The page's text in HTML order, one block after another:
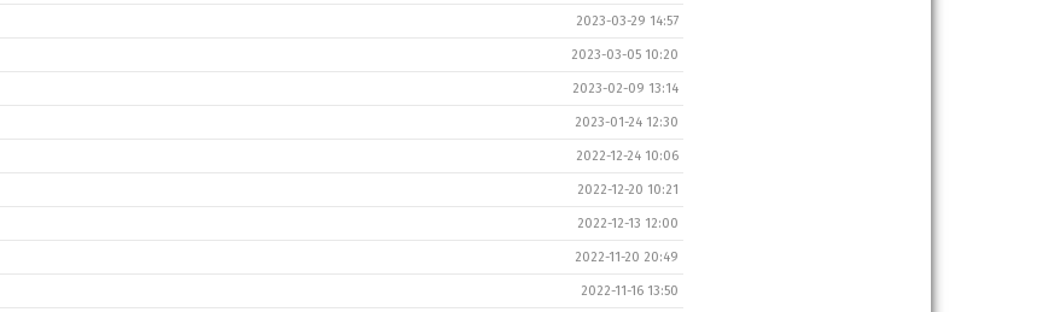
2023-03-29 14:57
2023-03-05 10:20
2023-02-09 13:14
2023-01-24 12:30
2022-12-24 10:06
2022-12-20 10:21
2022-12-13 12:00
2022-11-20 20:49
2022-11-16 13:50